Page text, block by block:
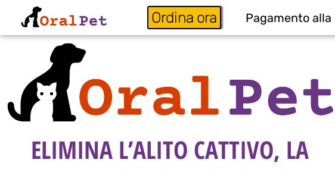
Ordina ora Pagamento alla
ELIMINA L’ALITO CATTIVO, LA